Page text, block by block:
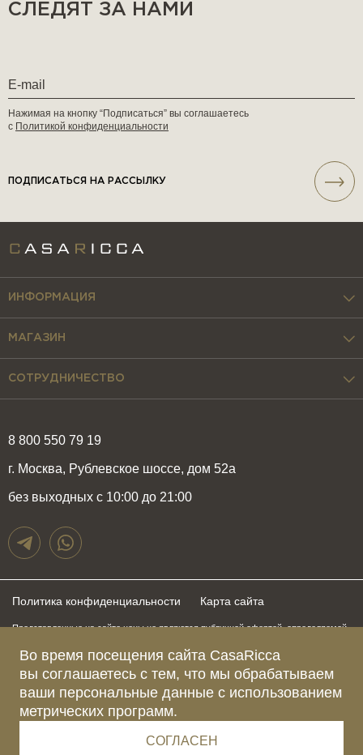
Во время посещения сайта CasaRicca
вы соглашаетесь с тем, что мы обрабатываем
ваши персональные данные с использованием
метрических программ.
СОГЛАСЕН
СЛЕДЯТ ЗА НАМИ
Нажимая на кнопку “Подписаться” вы соглашаетесь
с Политикой конфиденциальности
ПОДПИСАТЬСЯ НА РАССЫЛКУ
8 800 550 79 19
г. Москва, Рублевское шоссе, дом 52а
без выходных с 10:00 до 21:00
ИНФОРМАЦИЯ
МАГАЗИН
СОТРУДНИЧЕСТВО
Политика конфиденциальности Карта сайта
Представленные на сайте цены не являются публичной офертой, определяемой
быть изменены в любое время без предупреждения. Для получения актуальной и
подробной информации о стоимости, сроках и условиях поставки просьба
обращаться к менеджерам по указанным выше телефонам
Зарегистрированное название компании
Адрес Ш. РУБЛЁВСКОЕ, Д. 52А, ПОМЕЩ. I ЭТАЖ 2, КОМ. 81 Г.МОСКВА, ВН.ТЕР.